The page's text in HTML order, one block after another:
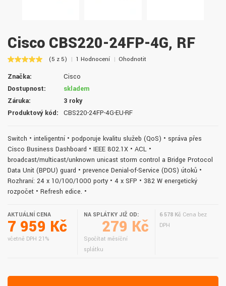
Cisco CBS220-24FP-4G, RF
(5 z 5) 1 Hodnocení Ohodnotit
Značka:
Cisco
Dostupnost:
skladem
Záruka:
3 roky
Produktový kód:
CBS220-24FP-4G-EU-RF
Switch • inteligentní • podporuje kvalitu služeb (QoS) • správa přes
Cisco Business Dashboard • IEEE 802.1X • ACL •
broadcast/multicast/unknown unicast storm control a Bridge Protocol
Data Unit (BPDU) guard • prevence Denial-of-Service (DOS) útoků •
Rozhraní: 24 x 10/100/1000 porty • 4 x SFP • 382 W energetický
rozpočet • Refresh edice. •
AKTUÁLNÍ CENA
7 959 Kč
včetně DPH 21%
NA SPLÁTKY JIŽ OD:
279 Kč
Spočítat měsíční
splátku
6 578 Kč Cena bez
DPH